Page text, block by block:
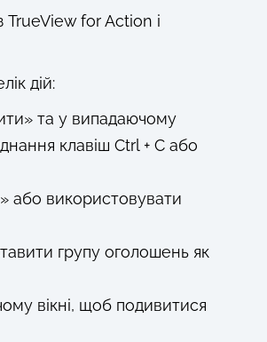
for Action і
дій:
та у випадаючому
клавіш Ctrl + C або
або використовувати
групу оголошень як
вікні, щоб подивитися